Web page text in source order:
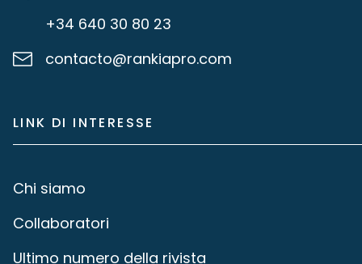
+34 640 30 80 23
contacto@rankiapro.com
LINK DI INTERESSE
Chi siamo
Collaboratori
Ultimo numero della rivista